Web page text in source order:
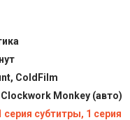
ColdFilm
Monkey (авто)
серия субтитры, 1 серия